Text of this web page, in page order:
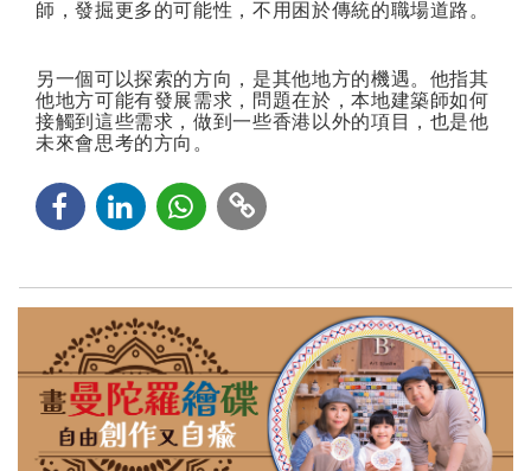
師，發掘更多的可能性，不用困於傳統的職場道路。
另一個可以探索的方向，是其他地方的機遇。他指其
他地方可能有發展需求，問題在於，本地建築師如何
接觸到這些需求，做到一些香港以外的項目，也是他
未來會思考的方向。